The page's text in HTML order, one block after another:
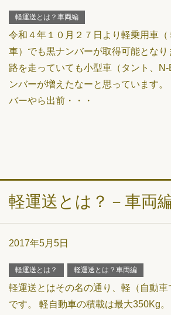
軽運送とは？車両編
令和４年１０月２７日より軽乗用車（
車）でも黒ナンバーが取得可能となり
路を走っていても小型車（タント、
ンバーが増えたなーと思っています
バーやら出前・・・
軽運送とは？－車両
2017年5月5日
軽運送とは？ 軽運送とは？車両編
軽運送とはその名の通り、軽（自動車
です。 軽自動車の積載は最大350Kg